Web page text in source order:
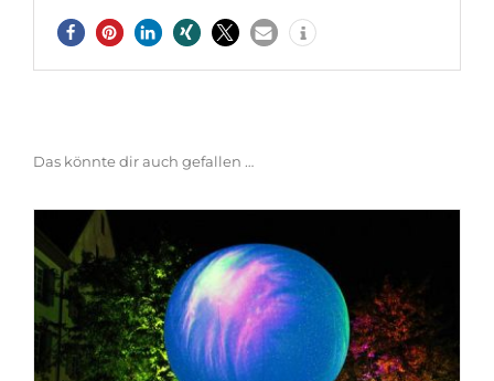
Das könnte dir auch gefallen …